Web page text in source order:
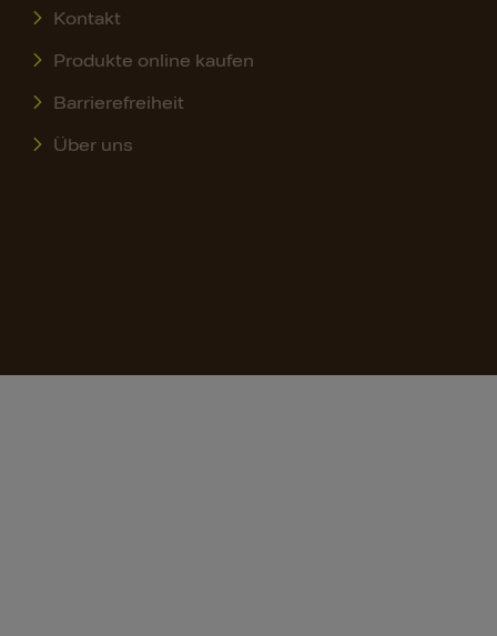
Kontakt
Produkte online kaufen
Barrierefreiheit
Über uns